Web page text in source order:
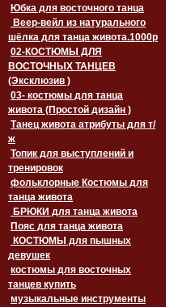
Юбка для восточного танца
Веер-вейл из натурального
шёлка для танца живота.1000p
02-КОСТЮМЫ ДЛЯ
ВОСТОЧНЫХ ТАНЦЕВ
(Эксклюзив )
03- костюмы для танца
живота (Простой дизайн )
Танец живота атрибуты для т/
ж
Топик для выступлений и
тренировок
фольклорные Костюмы для
танца живота
БРЮКИ для танца живота
Пояс для танца живота
девушек
костюмы для восточных
танцев купить
музыкальные инструменты